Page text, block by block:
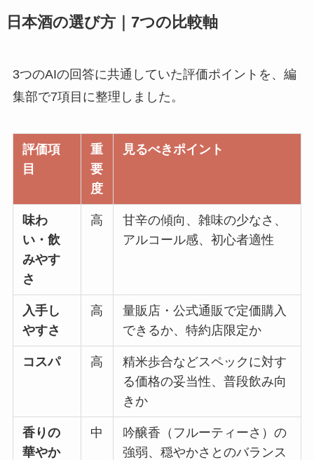
日本酒の選び方｜7つの比較軸
3つのAIの回答に共通していた評価ポイントを、編
集部で7項目に整理しました。
評価項
目
重
要
度
見るべきポイント
味わ
い・飲
みやす
さ
高
甘辛の傾向、雑味の少なさ、
アルコール感、初心者適性
入手し
やすさ
高
量販店・公式通販で定価購入
できるか、特約店限定か
コスパ 高
精米歩合などスペックに対す
る価格の妥当性、普段飲み向
きか
香りの
華やか
中
吟醸香（フルーティーさ）の
強弱、穏やかさとのバランス